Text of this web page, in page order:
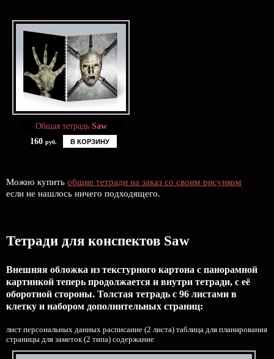
Общая тетрадь Saw
160 руб. В КОРЗИНУ
Можно купить общие тетради на заказ со своим рисунком
если не нашлось ничего подходящего.
Тетради для конспектов Saw
Внешняя обложка из текстурного картона с панорамной
картинкой теперь продолжается и внутри тетради, с её
оборотной стороны. Толстая тетрадь с 96 листами в
клетку и набором дополнительных страниц:
лист персональных данных расписание (2 листа) таблица для планирования
страницы для заметок (2 типа) содержание